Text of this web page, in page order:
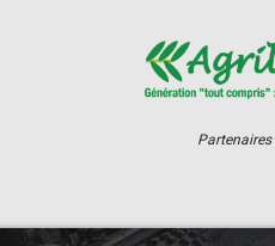
Partenaires